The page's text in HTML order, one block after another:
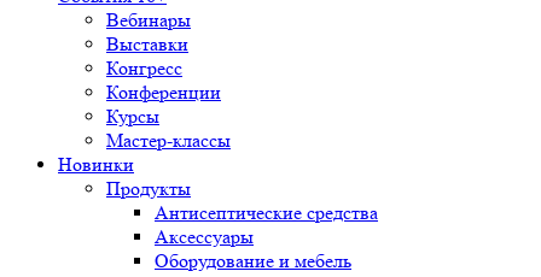
Вебинары
Выставки
Конгресс
Конференции
Курсы
Мастер-классы
Новинки
Продукты
Антисептические средства
Аксессуары
Оборудование и мебель